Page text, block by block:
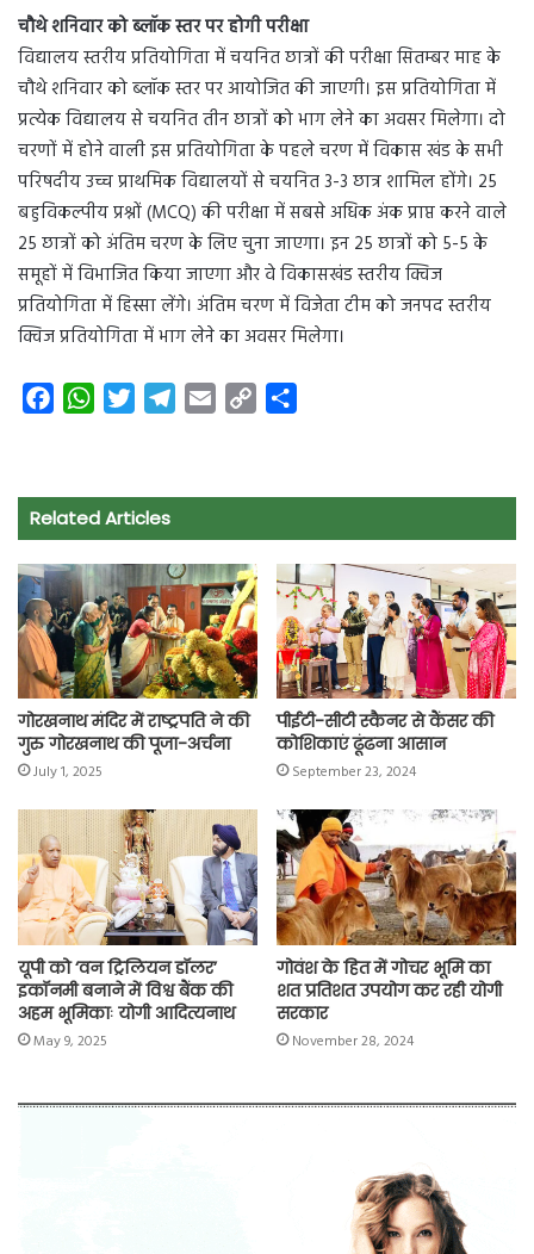
चौथे शनिवार को ब्लॉक स्तर पर होगी परीक्षा
विद्यालय स्तरीय प्रतियोगिता में चयनित छात्रों की परीक्षा सितम्बर माह के
चौथे शनिवार को ब्लॉक स्तर पर आयोजित की जाएगी। इस प्रतियोगिता में
प्रत्येक विद्यालय से चयनित तीन छात्रों को भाग लेने का अवसर मिलेगा। दो
चरणों में होने वाली इस प्रतियोगिता के पहले चरण में विकास खंड के सभी
परिषदीय उच्च प्राथमिक विद्यालयों से चयनित 3-3 छात्र शामिल होंगे। 25
बहुविकल्पीय प्रश्नों (MCQ) की परीक्षा में सबसे अधिक अंक प्राप्त करने वाले
25 छात्रों को अंतिम चरण के लिए चुना जाएगा। इन 25 छात्रों को 5-5 के
समूहों में विभाजित किया जाएगा और वे विकासखंड स्तरीय क्विज
प्रतियोगिता में हिस्सा लेंगे। अंतिम चरण में विजेता टीम को जनपद स्तरीय
क्विज प्रतियोगिता में भाग लेने का अवसर मिलेगा।
e
b
o
k
W
t
s
p
p
t
t
r
e
a
m
i
y
n
k
r
Related Articles
गोरखनाथ मंदिर में राष्ट्रपति ने की
गुरु गोरखनाथ की पूजा-अर्चना
July 1, 2025
पीईटी-सीटी स्कैनर से कैंसर की
कोशिकाएं ढूंढना आसान
September 23, 2024
यूपी को ‘वन ट्रिलियन डॉलर’
इकॉनमी बनाने में विश्व बैंक की
अहम भूमिकाः योगी आदित्यनाथ
May 9, 2025
गोवंश के हित में गोचर भूमि का
शत प्रतिशत उपयोग कर रही योगी
सरकार
November 28, 2024